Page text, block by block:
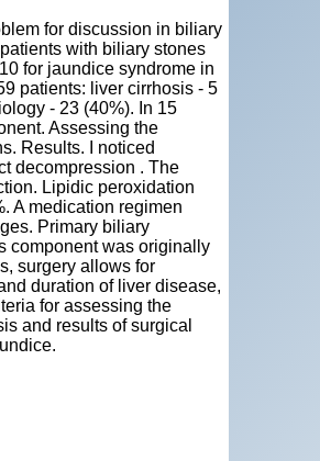
for discussion in biliary
with biliary stones
for jaundice syndrome in
patients: liver cirrhosis - 5
- 23 (40%). In 15
Assessing the
Results. I noticed
decompression . The
Lipidic peroxidation
A medication regimen
Primary biliary
component was originally
surgery allows for
duration of liver disease,
for assessing the
and results of surgical